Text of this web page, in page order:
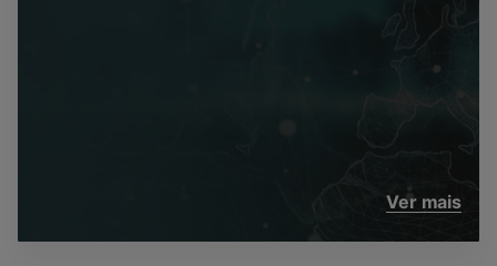
Ver mais